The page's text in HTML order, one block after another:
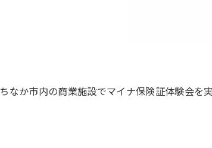
なか市内の商業施設でマイナ保険証体験会を